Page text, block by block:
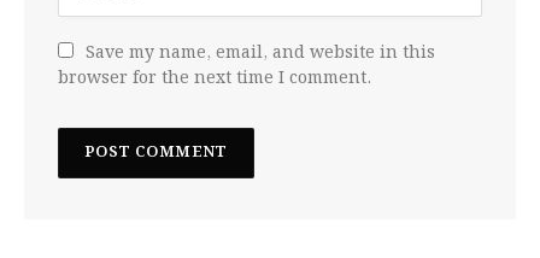
Save my name, email, and website in this
browser for the next time I comment.